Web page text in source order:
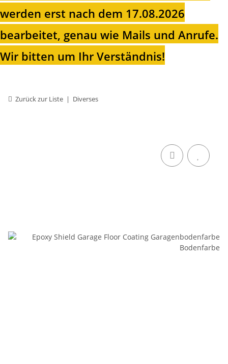
werden erst nach dem 17.08.2026
bearbeitet, genau wie Mails und Anrufe.
Wir bitten um Ihr Verständnis!
Zurück zur Liste Diverses